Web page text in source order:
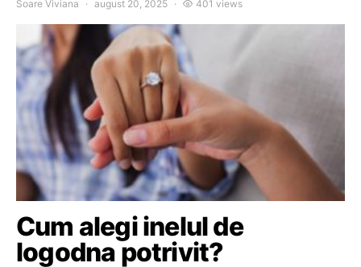
Soare Viviana august 20, 2025 401 views
Cum alegi inelul de
logodna potrivit?